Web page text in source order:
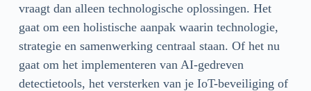
vraagt dan alleen technologische oplossingen. Het
gaat om een holistische aanpak waarin technologie,
strategie en samenwerking centraal staan. Of het nu
gaat om het implementeren van AI-gedreven
detectietools, het versterken van je IoT-beveiliging of